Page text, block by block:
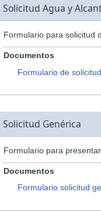
Solicitud Agua y
Formulario para solicitud
Documentos
Formulario de
Solicitud Genérica
Formulario para
Documentos
Formulario solicitud